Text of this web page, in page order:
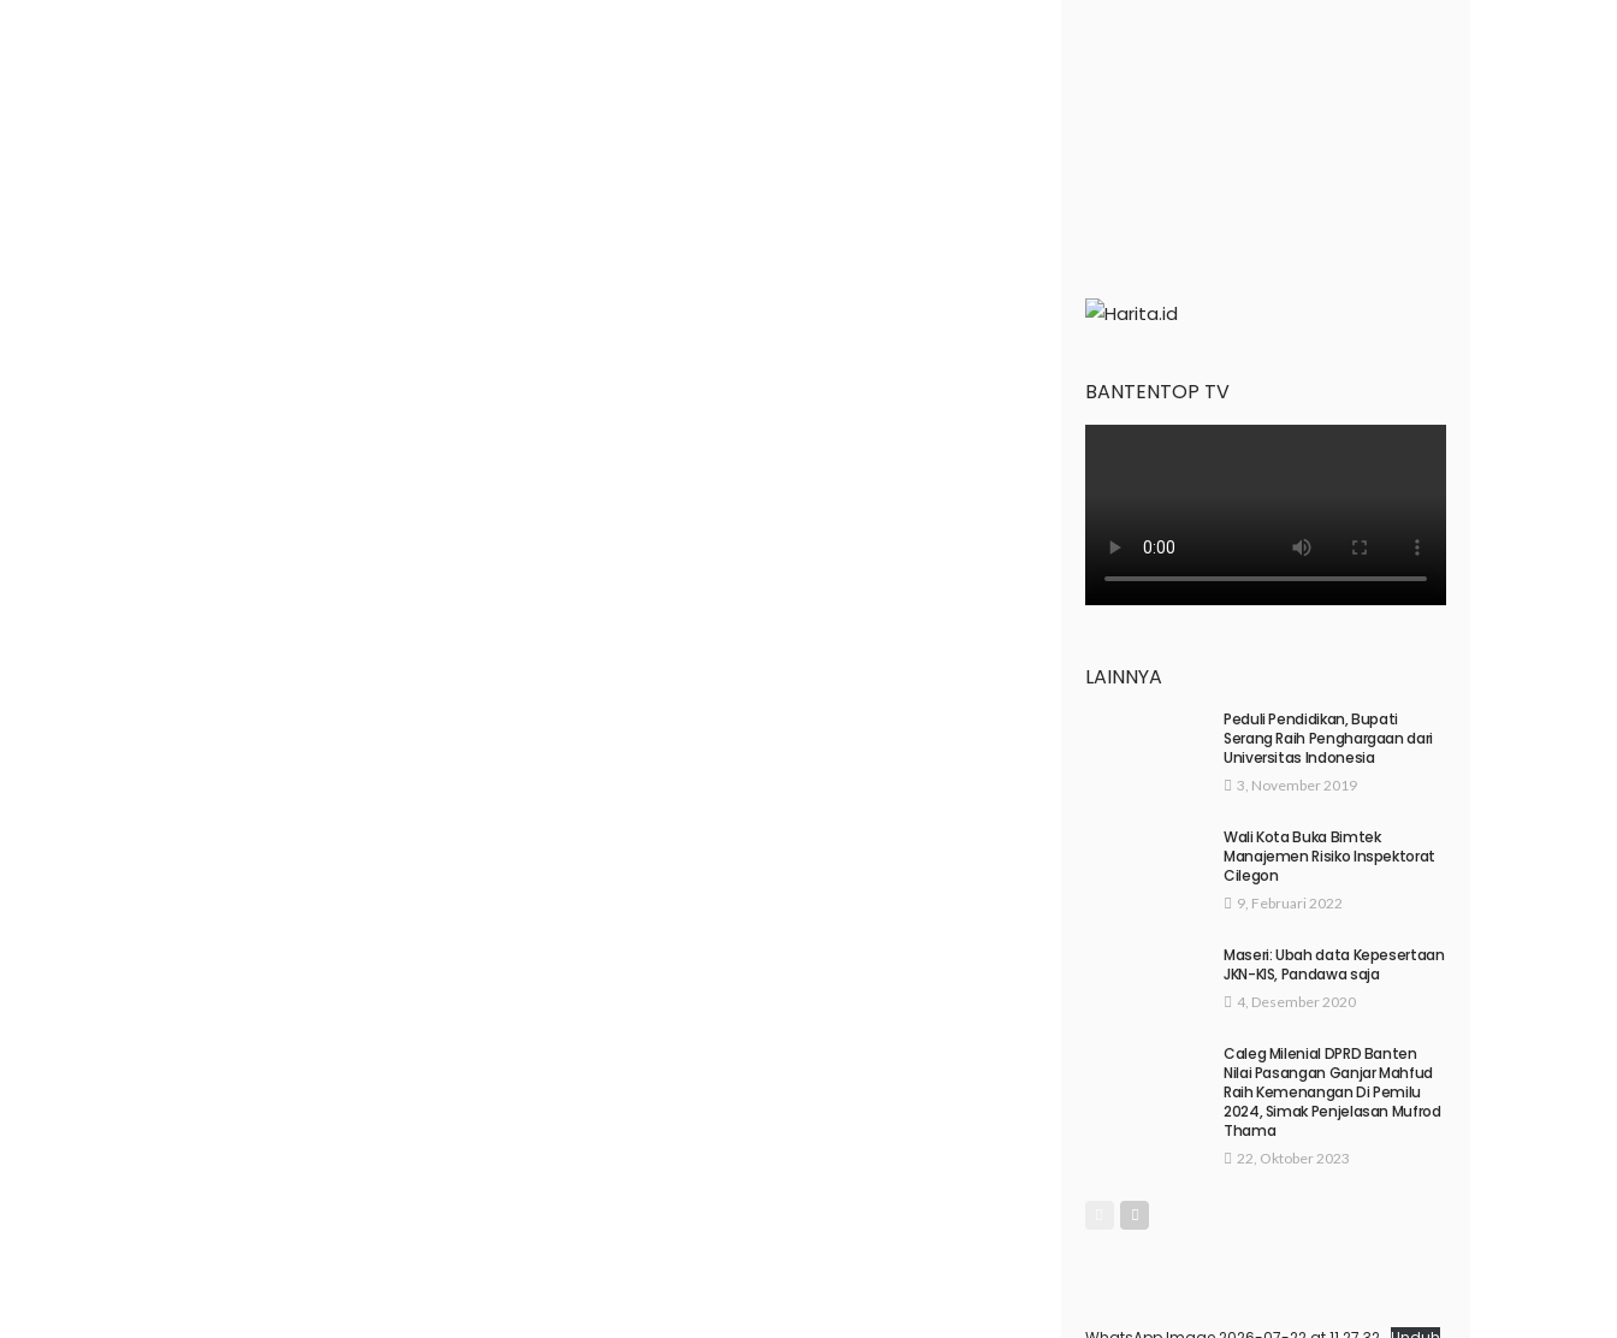
BANTENTOP TV
LAINNYA
Peduli Pendidikan, Bupati
Serang Raih Penghargaan dari
Universitas Indonesia
3, November 2019
Wali Kota Buka Bimtek
Manajemen Risiko Inspektorat
Cilegon
9, Februari 2022
Maseri: Ubah data Kepesertaan
JKN-KIS, Pandawa saja
4, Desember 2020
Caleg Milenial DPRD Banten
Nilai Pasangan Ganjar Mahfud
Raih Kemenangan Di Pemilu
2024, Simak Penjelasan Mufrod
Thama
22, Oktober 2023